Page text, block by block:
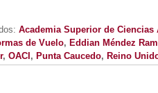
Academia Superior de Ciencias
de Vuelo, Eddian Méndez
, OACI , Punta Caucedo, Reino